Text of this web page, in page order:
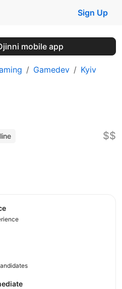
Sign Up
mobile app
Gamedev Kyiv
$$